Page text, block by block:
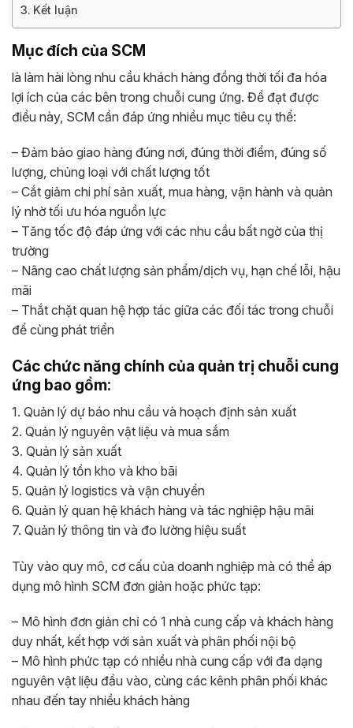
Kết luận
Mục đích của SCM
là làm hài lòng nhu cầu khách hàng đồng thời tối đa hóa
lợi ích của các bên trong chuỗi cung ứng. Để đạt được
điều này, SCM cần đáp ứng nhiều mục tiêu cụ thể:
– Đảm bảo giao hàng đúng nơi, đúng thời điểm, đúng số
lượng, chủng loại với chất lượng tốt
– Cắt giảm chi phí sản xuất, mua hàng, vận hành và quản
lý nhờ tối ưu hóa nguồn lực
– Tăng tốc độ đáp ứng với các nhu cầu bất ngờ của thị
trường
– Nâng cao chất lượng sản phẩm/dịch vụ, hạn chế lỗi, hậu
mãi
– Thắt chặt quan hệ hợp tác giữa các đối tác trong chuỗi
để cùng phát triển
Các chức năng chính của quản trị chuỗi cung
ứng bao gồm:
1. Quản lý dự báo nhu cầu và hoạch định sản xuất
2. Quản lý nguyên vật liệu và mua sắm
3. Quản lý sản xuất
4. Quản lý tồn kho và kho bãi
5. Quản lý logistics và vận chuyển
6. Quản lý quan hệ khách hàng và tác nghiệp hậu mãi
7. Quản lý thông tin và đo lường hiệu suất
Tùy vào quy mô, cơ cấu của doanh nghiệp mà có thể áp
dụng mô hình SCM đơn giản hoặc phức tạp:
– Mô hình đơn giản chỉ có 1 nhà cung cấp và khách hàng
duy nhất, kết hợp với sản xuất và phân phối nội bộ
– Mô hình phức tạp có nhiều nhà cung cấp với đa dạng
nguyên vật liệu đầu vào, cùng các kênh phân phối khác
nhau đến tay nhiều khách hàng